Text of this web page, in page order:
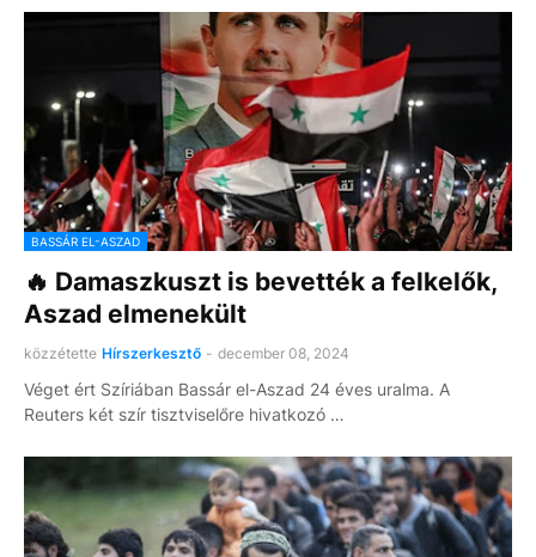
BASSÁR EL-ASZAD
🔥 Damaszkuszt is bevették a felkelők,
Aszad elmenekült
közzétette Hírszerkesztő - december 08, 2024
Véget ért Szíriában Bassár el-Aszad 24 éves uralma. A
Reuters két szír tisztviselőre hivatkozó …